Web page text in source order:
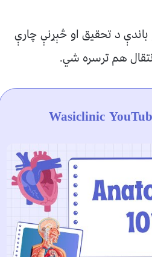
د تحقیق او څېړنې چارې
هم ترسره شي.
Wasiclinic